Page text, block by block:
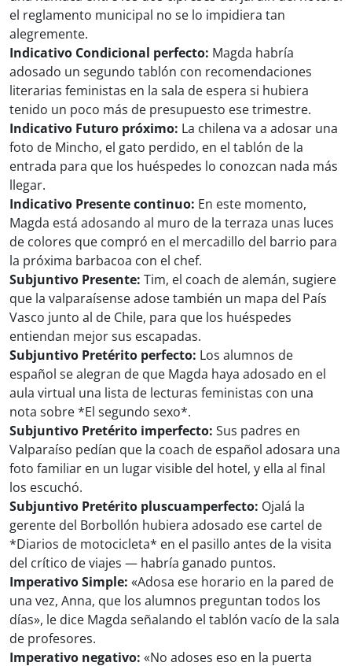
el reglamento municipal no se lo impidiera tan
alegremente.
Indicativo Condicional perfecto: Magda habría
adosado un segundo tablón con recomendaciones
literarias feministas en la sala de espera si hubiera
tenido un poco más de presupuesto ese trimestre.
Indicativo Futuro próximo: La chilena va a adosar una
foto de Mincho, el gato perdido, en el tablón de la
entrada para que los huéspedes lo conozcan nada más
llegar.
Indicativo Presente continuo: En este momento,
Magda está adosando al muro de la terraza unas luces
de colores que compró en el mercadillo del barrio para
la próxima barbacoa con el chef.
Subjuntivo Presente: Tim, el coach de alemán, sugiere
que la valparaísense adose también un mapa del País
Vasco junto al de Chile, para que los huéspedes
entiendan mejor sus escapadas.
Subjuntivo Pretérito perfecto: Los alumnos de
español se alegran de que Magda haya adosado en el
aula virtual una lista de lecturas feministas con una
nota sobre *El segundo sexo*.
Subjuntivo Pretérito imperfecto: Sus padres en
Valparaíso pedían que la coach de español adosara una
foto familiar en un lugar visible del hotel, y ella al final
los escuchó.
Subjuntivo Pretérito pluscuamperfecto: Ojalá la
gerente del Borbollón hubiera adosado ese cartel de
*Diarios de motocicleta* en el pasillo antes de la visita
del crítico de viajes — habría ganado puntos.
Imperativo Simple: «Adosa ese horario en la pared de
una vez, Anna, que los alumnos preguntan todos los
días», le dice Magda señalando el tablón vacío de la sala
de profesores.
Imperativo negativo: «No adoses eso en la puerta